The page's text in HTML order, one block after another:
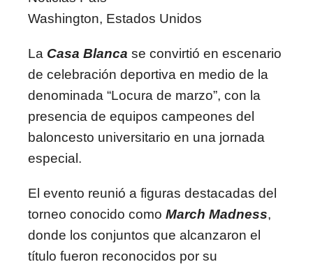
Washington, Estados Unidos
La Casa Blanca se convirtió en escenario
de celebración deportiva en medio de la
denominada “Locura de marzo”, con la
presencia de equipos campeones del
baloncesto universitario en una jornada
especial.
El evento reunió a figuras destacadas del
torneo conocido como March Madness,
donde los conjuntos que alcanzaron el
título fueron reconocidos por su